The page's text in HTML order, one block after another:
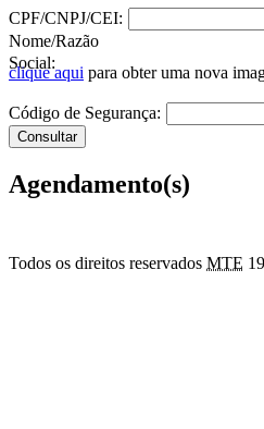
CPF/CNPJ/CEI:
Nome/Razão
Social:
clique aqui para obter uma nova
Código de Segurança:
Agendamento(s)
Todos os direitos reservados MTE